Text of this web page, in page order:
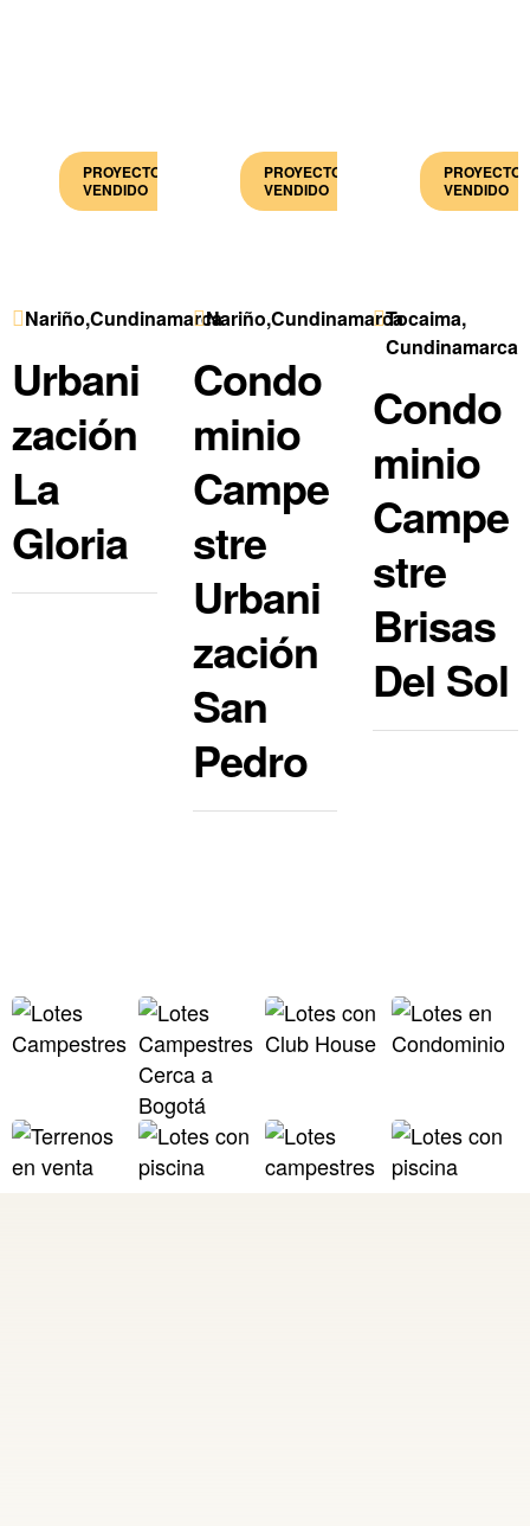
PROYECTO
VENDIDO
Nariño,Cundinamarca
Urbani
zación
La
Gloria
PROYECTO
VENDIDO
Nariño,Cundinamarca
Condo
minio
Campe
stre
Urbani
zación
San
Pedro
PROYECTO
VENDIDO
Tocaima,
Cundinamarca
Condo
minio
Campe
stre
Brisas
Del Sol